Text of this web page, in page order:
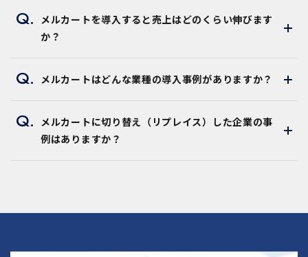
メルカートを導入すると売上はどのくらい伸びます
か？
メルカートはどんな業種の導入事例がありますか？
メルカートに切り替え（リプレイス）した企業の事
例はありますか？